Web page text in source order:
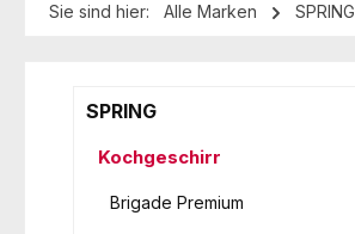
Sie sind hier: Alle Marken SPRING
SPRING
Kochgeschirr
Brigade Premium